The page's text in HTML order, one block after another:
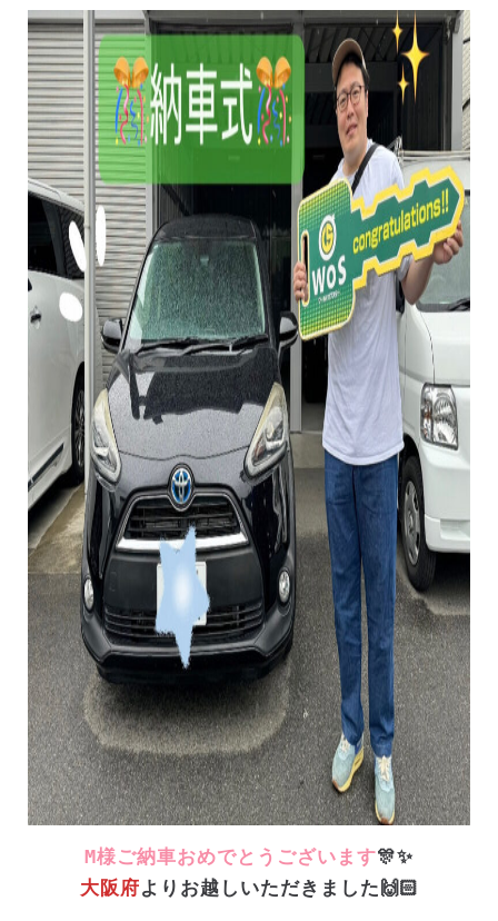
M様ご納車おめでとうございます🎊✨️
大阪府よりお越しいただきました🙌🏻